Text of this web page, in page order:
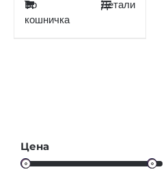
Во
кошничка
Детали
Цена